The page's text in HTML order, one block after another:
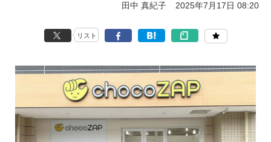
田中 真紀子 2025年7月17日 08:20
リスト